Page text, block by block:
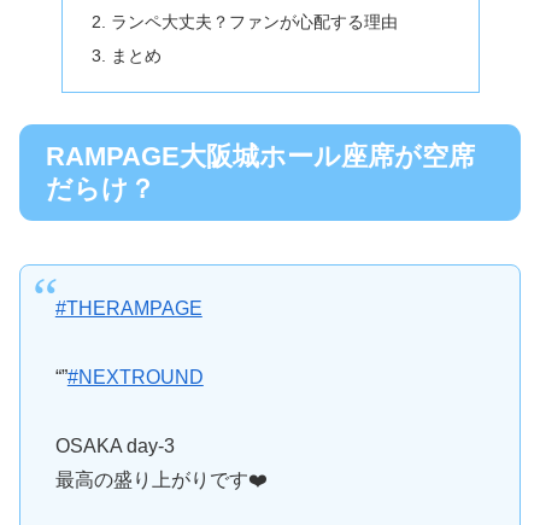
ランペ大丈夫？ファンが心配する理由
まとめ
RAMPAGE大阪城ホール座席が空席
だらけ？
#THERAMPAGE
“”#NEXTROUND
OSAKA day-3
最高の盛り上がりです❤️‍